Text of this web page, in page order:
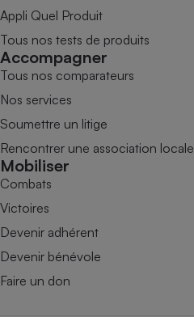
Appli Quel Produit
Tous nos tests de produits
Accompagner
Tous nos comparateurs
Nos services
Soumettre un litige
Rencontrer une association locale
Mobiliser
Combats
Victoires
Devenir adhérent
Devenir bénévole
Faire un don